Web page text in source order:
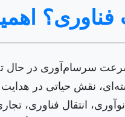
فناوری؟
سرعت سرسام‌آوری در حال
نقش حیاتی در هدایت
انتقال فناوری،